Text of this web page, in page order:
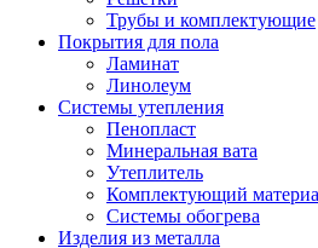
Трубы и комплектующие
Покрытия для пола
Ламинат
Линолеум
Системы утепления
Пенопласт
Минеральная вата
Утеплитель
Комплектующий
Системы обогрева
Изделия из металла